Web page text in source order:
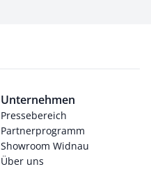
Unternehmen
Pressebereich
Partnerprogramm
Showroom Widnau
Über uns